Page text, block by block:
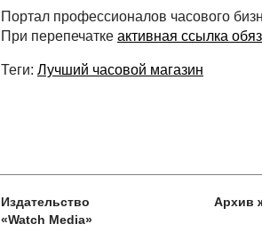
Портал профессионалов часового
При перепечатке активная ссылка
Теги: Лучший часовой магазин
Издательство
«Watch Media»
Архив